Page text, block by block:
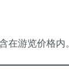
游览价格内。